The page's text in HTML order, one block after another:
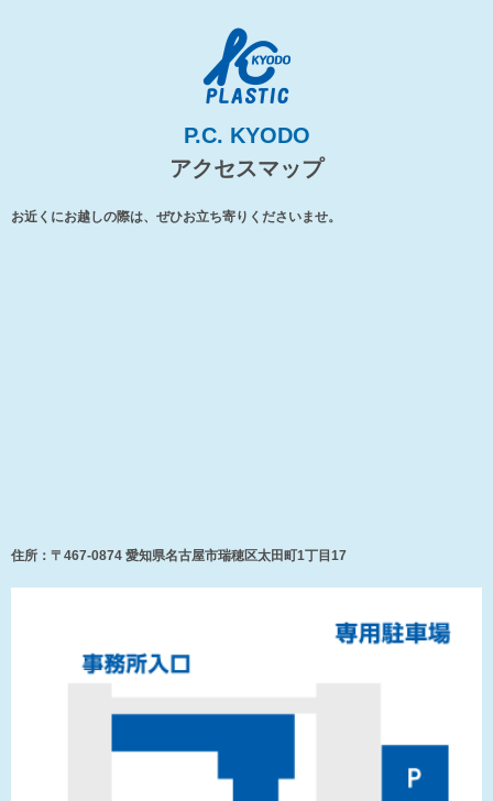
P.C. KYODO
アクセスマップ
お近くにお越しの際は、ぜひお立ち寄りくださいませ。
住所：〒467-0874 愛知県名古屋市瑞穂区太田町1丁目17